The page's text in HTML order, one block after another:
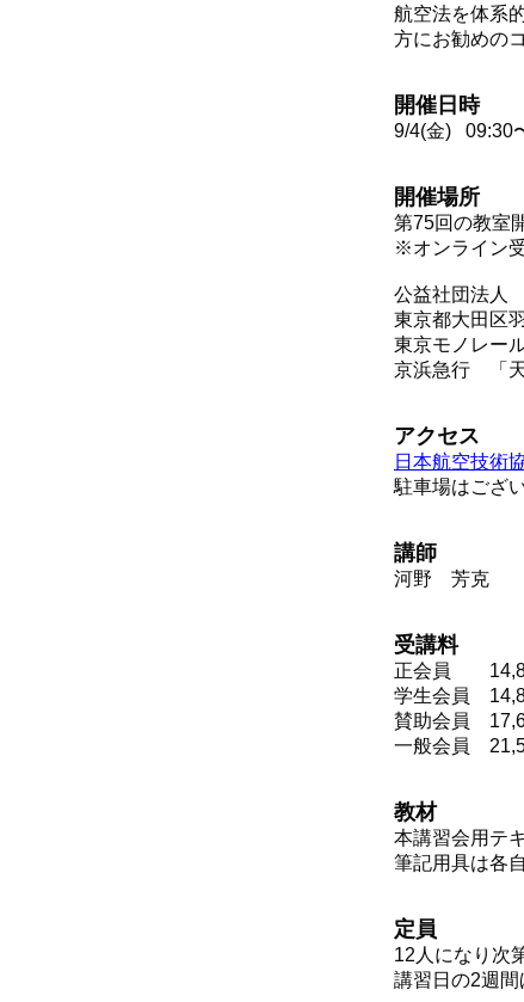
航空法を体系
方にお勧めの
開催日時
9/4(金) 09:30
開催場所
第75回の教室
※オンライン
公益社団法人
東京都大田区
東京モノレー
京浜急行 「
アクセス
日本航空技術
駐車場はござ
講師
河野 芳克
受講料
正会員
学生会員
賛助会員
一般会員
教材
本講習会用テ
筆記用具は各
定員
12人になり次
講習日の2週間